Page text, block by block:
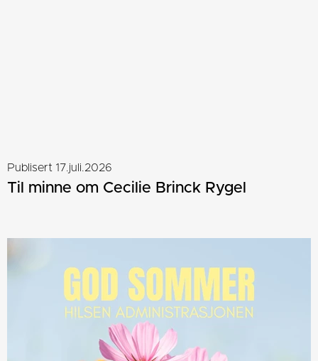
Publisert 17.juli.2026
Til minne om Cecilie Brinck Rygel